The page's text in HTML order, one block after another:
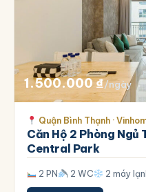
1.500.000₫/ngày
Quận Bình Thạnh ·
Căn Hộ 2 Phòng
Central Park
2 PN 2 WC 2 máy